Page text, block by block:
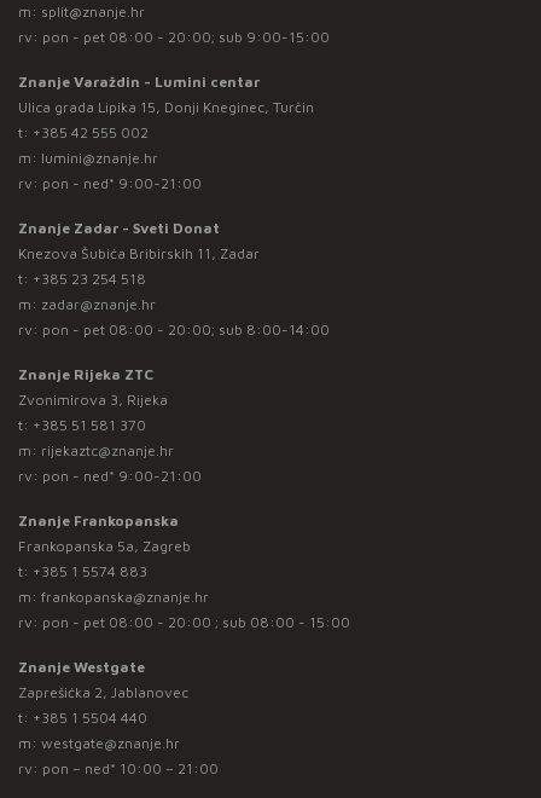
m: split@znanje.hr
rv: pon - pet 08:00 - 20:00; sub 9:00-15:00
Znanje Varaždin - Lumini centar
Ulica grada Lipika 15, Donji Kneginec, Turčin
t: +385 42 555 002
m: lumini@znanje.hr
rv: pon - ned* 9:00-21:00
Znanje Zadar - Sveti Donat
Knezova Šubića Bribirskih 11, Zadar
t: +385 23 254 518
m: zadar@znanje.hr
rv: pon - pet 08:00 - 20:00; sub 8:00-14:00
Znanje Rijeka ZTC
Zvonimirova 3, Rijeka
t: +385 51 581 370
m: rijekaztc@znanje.hr
rv: pon - ned* 9:00-21:00
Znanje Frankopanska
Frankopanska 5a, Zagreb
t: +385 1 5574 883
m: frankopanska@znanje.hr
rv: pon - pet 08:00 - 20:00 ; sub 08:00 - 15:00
Znanje Westgate
Zaprešićka 2, Jablanovec
t: +385 1 5504 440
m: westgate@znanje.hr
rv: pon – ned* 10:00 – 21:00